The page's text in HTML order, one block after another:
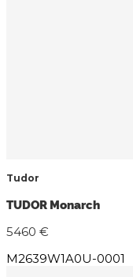
Tudor
TUDOR Monarch
5460 €
M2639W1A0U-0001